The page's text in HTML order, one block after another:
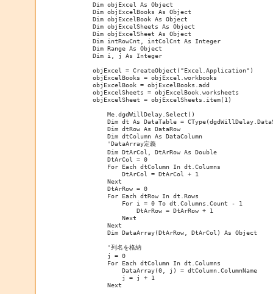
        Dim objExcel As Object
        Dim objExcelBooks As Object
        Dim objExcelBook As Object
        Dim objExcelSheets As Object
        Dim objExcelSheet As Object
        Dim intRowCnt, intColCnt As Integer
        Dim Range As Object
        Dim i, j As Integer
        objExcel = CreateObject("Excel.Application")
        objExcelBooks = objExcel.workbooks
        objExcelBook = objExcelBooks.add
        objExcelSheets = objExcelBook.worksheets
        objExcelSheet = objExcelSheets.item(1)
            Me.dgdWillDelay.Select()
Dim dt As DataTable =
            Dim dtRow As DataRow
            Dim dtColumn As DataColumn
            'DataArray定義
            Dim DtArCol, DtArRow As Double
            DtArCol = 0
            For Each dtColumn In dt.Columns
                DtArCol = DtArCol + 1
            Next
            DtArRow = 0
            For Each dtRow In dt.Rows
                For i = 0 To dt.Columns.Count - 1
                    DtArRow = DtArRow + 1
                Next
            Next
            Dim DataArray(DtArRow, DtArCol) As Object
            '列名を格納
            j = 0
            For Each dtColumn In dt.Columns
                DataArray(0, j) = dtColumn.ColumnName
                j = j + 1
            Next